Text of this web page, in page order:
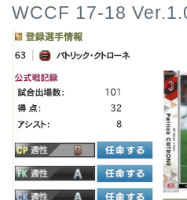
WCCF 17-18